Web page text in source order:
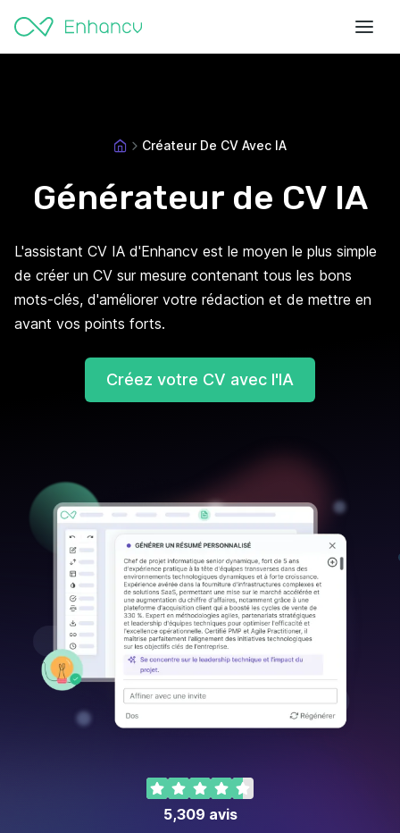
Créateur De CV Avec IA
Générateur de CV IA
L'assistant CV IA d'Enhancv est le moyen le plus simple
de créer un CV sur mesure contenant tous les bons
mots-clés, d'améliorer votre rédaction et de mettre en
avant vos points forts.
Créez votre CV avec l'IA
5,309 avis